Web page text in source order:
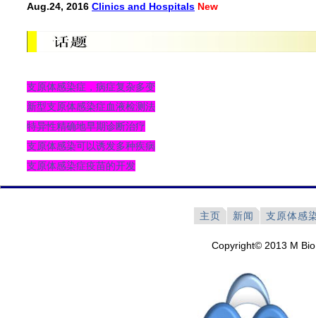
Aug.24, 2016 Clinics and Hospitals New
支原体感染症，病症复杂多变
新型支原体感染症血液检测法
特异性精确地早期诊断治疗
支原体感染可以诱发多种疾病
支原体感染症疫苗的开发
主页 新闻 支原体感
Copyright© 2013 M